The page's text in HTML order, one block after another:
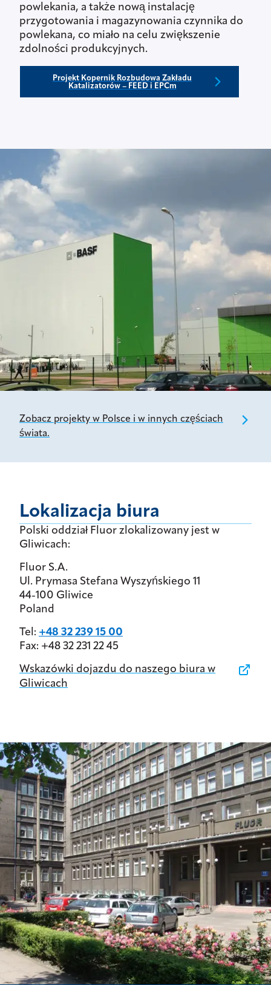
powlekania, a także nową instalację
przygotowania i magazynowania czynnika do
powlekana, co miało na celu zwiększenie
zdolności produkcyjnych.
Projekt Kopernik Rozbudowa Zakładu
Katalizatorów – FEED i EPCm
Zobacz projekty w Polsce i w innych częściach
świata.
Lokalizacja biura
Polski oddział Fluor zlokalizowany jest w
Gliwicach:
Fluor S.A.
Ul. Prymasa Stefana Wyszyńskiego 11
44-100 Gliwice
Poland
Tel: +48 32 239 15 00
Fax: +48 32 231 22 45
Wskazówki dojazdu do naszego biura w
Gliwicach